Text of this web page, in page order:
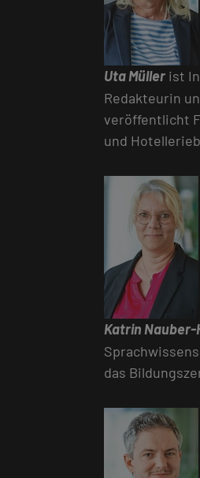
Uta Müller ist
Redakteurin
veröffentlicht
und
Katrin Nauber-
das